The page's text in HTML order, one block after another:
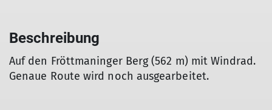
Beschreibung
Auf den Fröttmaninger Berg (562 m) mit Windrad.
Genaue Route wird noch ausgearbeitet.